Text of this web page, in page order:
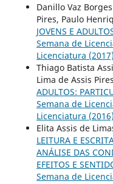
Danillo Vaz
Pires, Paulo
JOVENS E
Semana de
Licenciatura (2017)
Thiago Batista
Lima de Assis
ADULTOS:
Semana de
Licenciatura (2016)
Elita Assis de
LEITURA E
ANÁLISE DAS
EFEITOS E
Semana de